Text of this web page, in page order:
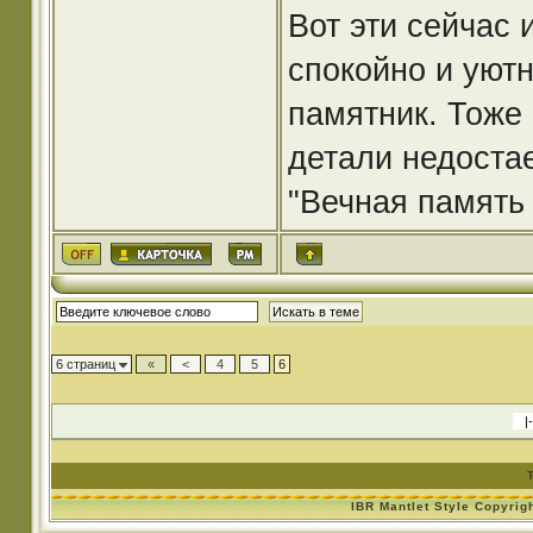
Вот эти сейчас
спокойно и
памятник. Тоже
детали
"Вечная
6 страниц « < 4 5 6
IBR Mantlet Style